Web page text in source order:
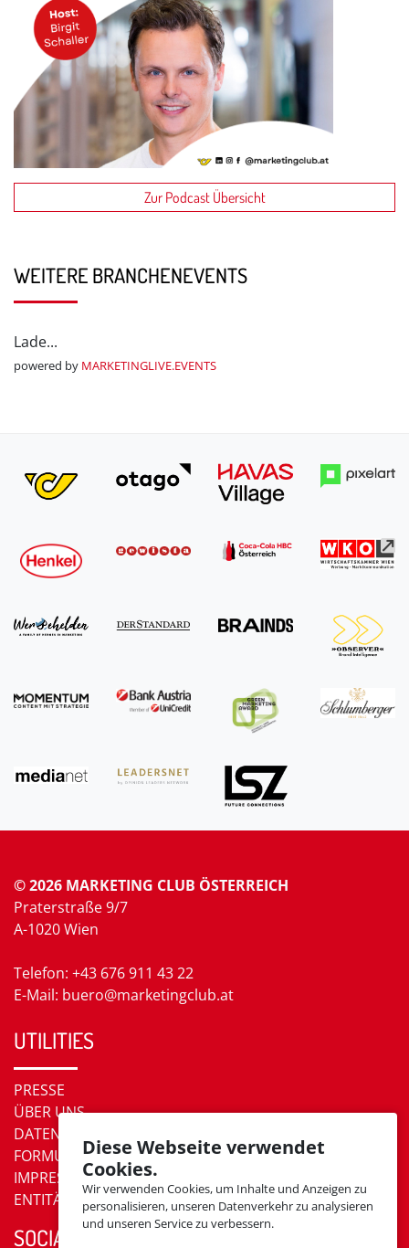
Diese Webseite verwendet
Cookies.
Wir verwenden Cookies, um Inhalte und Anzeigen zu
personalisieren, unseren Datenverkehr zu analysieren
und unseren Service zu verbessern.
Zur Podcast Übersicht
WEITERE BRANCHENEVENTS
Lade...
powered by MARKETINGLIVE.EVENTS
© 2026 MARKETING CLUB ÖSTERREICH
Praterstraße 9/7
A-1020 Wien
Telefon: +43 676 911 43 22
E-Mail: buero@marketingclub.at
UTILITIES
PRESSE
ÜBER UNS
DATENSCHUTZ
FORMULARE
IMPRESSUM
ENTITÄTEN
SOCIAL MEDIA